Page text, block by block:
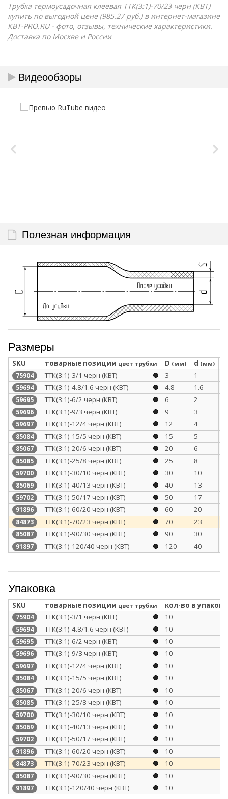
Трубка термоусадочная клеевая ТТК(3:1)-70/23 черн (КВТ)
купить по выгодной цене (985.27 руб.) в интернет-магазине
КВТ-PRO.RU - фото, отзывы, технические характеристики.
Доставка по Москве и России
Видеообзоры
Полезная информация
Размеры
SKU товарные позиции цвет трубки D (мм) d (мм)
75904 ТТК(3:1)-3/1 черн (КВТ) 3 1
59694 ТТК(3:1)-4.8/1.6 черн (КВТ) 4.8 1.6
59695 ТТК(3:1)-6/2 черн (КВТ) 6 2
59696 ТТК(3:1)-9/3 черн (КВТ) 9 3
59697 ТТК(3:1)-12/4 черн (КВТ) 12 4
85084 ТТК(3:1)-15/5 черн (КВТ) 15 5
85067 ТТК(3:1)-20/6 черн (КВТ) 20 6
85085 ТТК(3:1)-25/8 черн (КВТ) 25 8
59700 ТТК(3:1)-30/10 черн (КВТ) 30 10
85069 ТТК(3:1)-40/13 черн (КВТ) 40 13
59702 ТТК(3:1)-50/17 черн (КВТ) 50 17
91896 ТТК(3:1)-60/20 черн (КВТ) 60 20
84873 ТТК(3:1)-70/23 черн (КВТ) 70 23
85087 ТТК(3:1)-90/30 черн (КВТ) 90 30
91897 ТТК(3:1)-120/40 черн (КВТ) 120 40
Упаковка
SKU товарные позиции цвет трубки кол-во в
75904 ТТК(3:1)-3/1 черн (КВТ) 10
59694 ТТК(3:1)-4.8/1.6 черн (КВТ) 10
59695 ТТК(3:1)-6/2 черн (КВТ) 10
59696 ТТК(3:1)-9/3 черн (КВТ) 10
59697 ТТК(3:1)-12/4 черн (КВТ) 10
85084 ТТК(3:1)-15/5 черн (КВТ) 10
85067 ТТК(3:1)-20/6 черн (КВТ) 10
85085 ТТК(3:1)-25/8 черн (КВТ) 10
59700 ТТК(3:1)-30/10 черн (КВТ) 10
85069 ТТК(3:1)-40/13 черн (КВТ) 10
59702 ТТК(3:1)-50/17 черн (КВТ) 10
91896 ТТК(3:1)-60/20 черн (КВТ) 10
84873 ТТК(3:1)-70/23 черн (КВТ) 10
85087 ТТК(3:1)-90/30 черн (КВТ) 10
91897 ТТК(3:1)-120/40 черн (КВТ) 10